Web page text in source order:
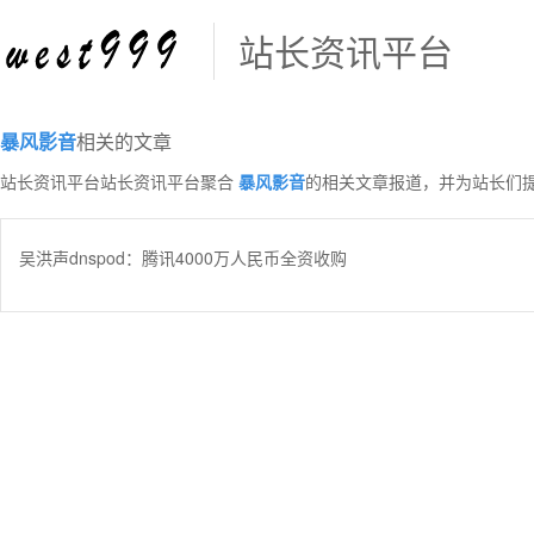
站长资讯平台
暴风影音相关的文章
站长资讯平台站长资讯平台聚合 暴风影音的相关文章报道，并为站长们
吴洪声dnspod：腾讯4000万人民币全资收购